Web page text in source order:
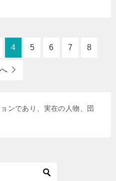
4 5 6 7 8
ンであり、実在の人物、団